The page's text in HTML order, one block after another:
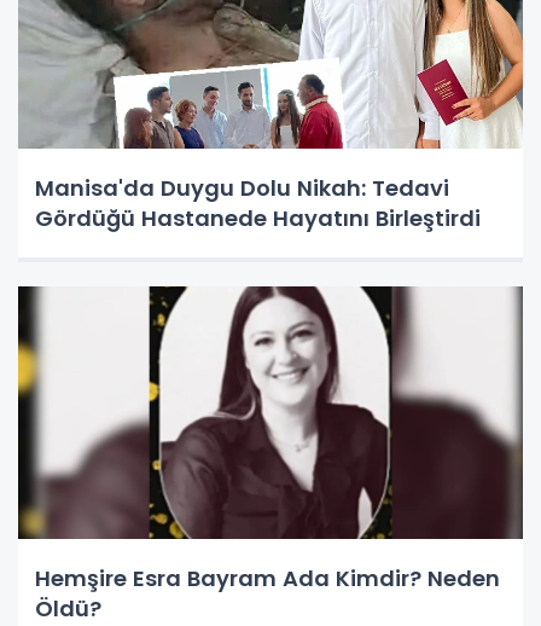
Manisa'da Duygu Dolu Nikah: Tedavi
Gördüğü Hastanede Hayatını Birleştirdi
Hemşire Esra Bayram Ada Kimdir? Neden
Öldü?